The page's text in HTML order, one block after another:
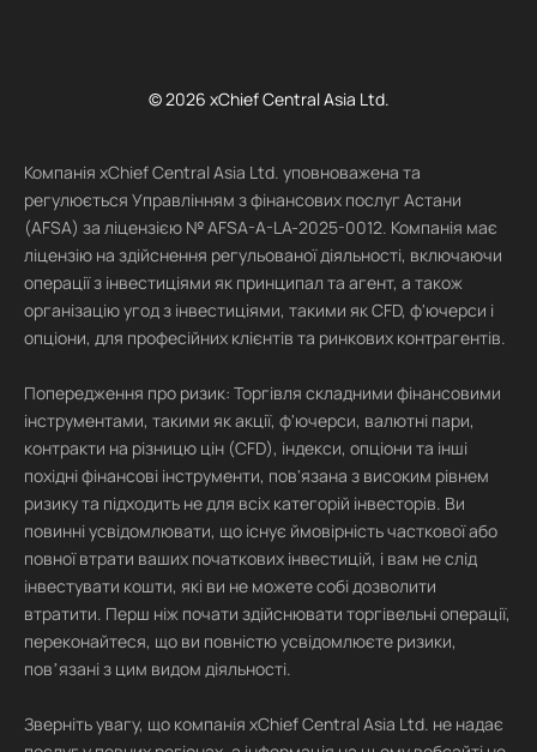
© 2026 xChief Central Asia Ltd.
Компанія xChief Central Asia Ltd. уповноважена та
регулюється Управлінням з фінансових послуг Астани
(AFSA) за ліцензією № AFSA-A-LA-2025-0012. Компанія має
ліцензію на здійснення регульованої діяльності, включаючи
операції з інвестиціями як принципал та агент, а також
організацію угод з інвестиціями, такими як CFD, ф'ючерси і
опціони, для професійних клієнтів та ринкових контрагентів.
Попередження про ризик: Торгівля складними фінансовими
інструментами, такими як акції, ф'ючерси, валютні пари,
контракти на різницю цін (CFD), індекси, опціони та інші
похідні фінансові інструменти, пов'язана з високим рівнем
ризику та підходить не для всіх категорій інвесторів. Ви
повинні усвідомлювати, що існує ймовірність часткової або
повної втрати ваших початкових інвестицій, і вам не слід
інвестувати кошти, які ви не можете собі дозволити
втратити. Перш ніж почати здійснювати торгівельні операції,
переконайтеся, що ви повністю усвідомлюєте ризики,
повʼязані з цим видом діяльності.
Зверніть увагу, що компанія xChief Central Asia Ltd. не надає